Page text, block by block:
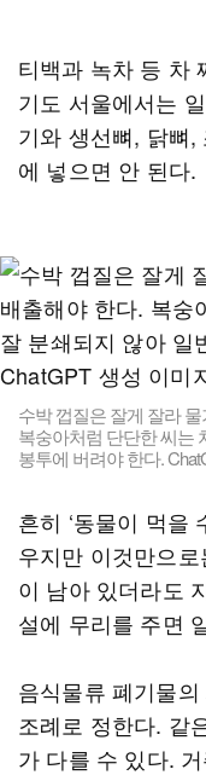
티백과 녹차 등 차
기도 서울에서는
기와 생선뼈, 닭뼈,
에 넣으면 안 된다.
수박 껍질은 잘게 잘라
복숭아처럼 단단한 씨는
봉투에 버려야 한다.
흔히 ‘동물이 먹을
우지만 이것만으
이 남아 있더라도
설에 무리를 주면
음식물류 폐기물
조례로 정한다. 같
가 다를 수 있다.